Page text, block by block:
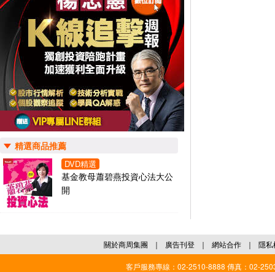
精選商品推薦
DVD精選
基金教母蕭碧燕投資心法大公
開
關於商周集團 ｜ 廣告刊登 ｜ 網站合作 ｜ 隱私
客戶服務專線：02-2510-8888 傳真：02-